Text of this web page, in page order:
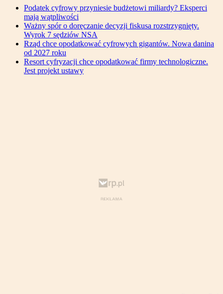
Podatek cyfrowy przyniesie budżetowi miliardy? Eksperci
mają wątpliwości
Ważny spór o doręczanie decyzji fiskusa rozstrzygnięty.
Wyrok 7 sędziów NSA
Rząd chce opodatkować cyfrowych gigantów. Nowa danina
od 2027 roku
Resort cyfryzacji chce opodatkować firmy technologiczne.
Jest projekt ustawy